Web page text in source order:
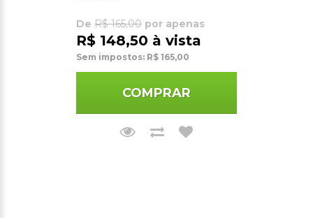
De R$ 165,00 por apenas
R$ 148,50 à vista
Sem impostos: R$ 165,00
COMPRAR